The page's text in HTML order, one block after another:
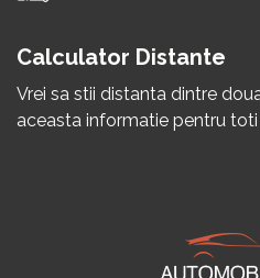
Calculator Distante
Vrei sa stii distanta dintre
aceasta informatie pentru toti